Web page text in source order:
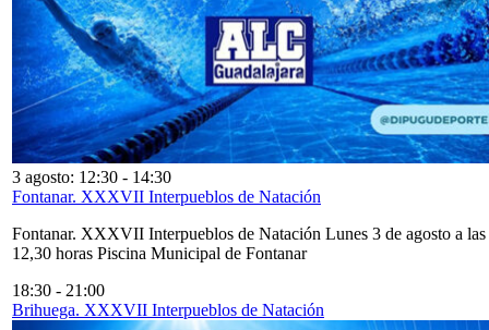
3 agosto: 12:30 - 14:30
Fontanar. XXXVII Interpueblos de Natación
Fontanar. XXXVII Interpueblos de Natación Lunes 3 de agosto a las
12,30 horas Piscina Municipal de Fontanar
18:30 - 21:00
Brihuega. XXXVII Interpueblos de Natación